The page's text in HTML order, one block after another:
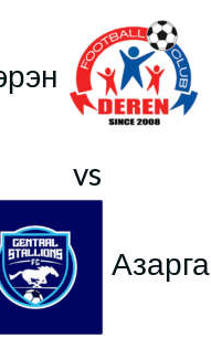
vs
Азарга